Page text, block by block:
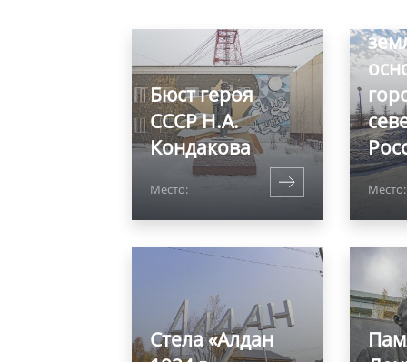
Бюст героя
СССР Н.А.
Кондакова
Место: Место:
Стела «Алдан